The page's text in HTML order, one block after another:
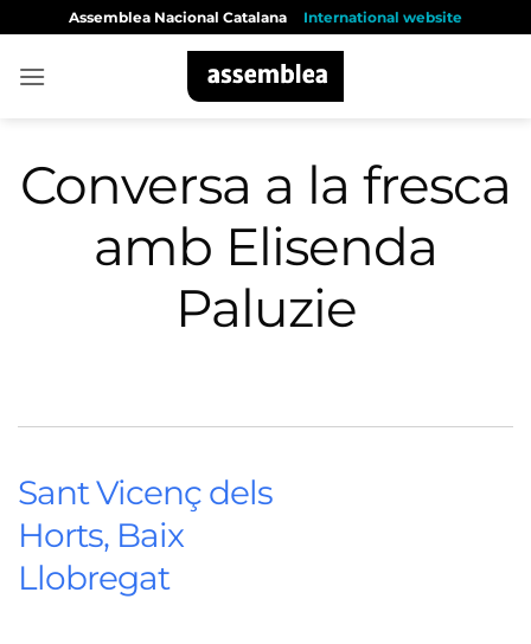
content
Assemblea Nacional Catalana International website
Conversa a la fresca
amb Elisenda
Paluzie
Sant Vicenç dels
Horts, Baix
Llobregat